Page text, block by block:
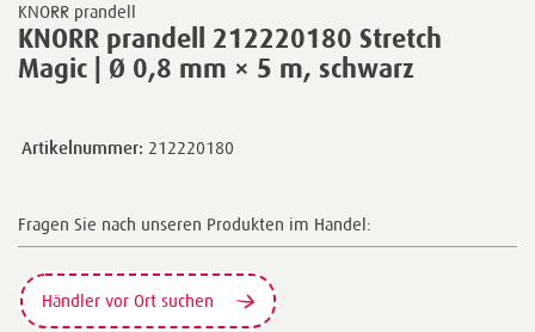
KNORR prandell
KNORR prandell 212220180 Stretch
Magic | Ø 0,8 mm × 5 m, schwarz
Artikelnummer: 212220180
Fragen Sie nach unseren Produkten im Handel:
Händler vor Ort suchen